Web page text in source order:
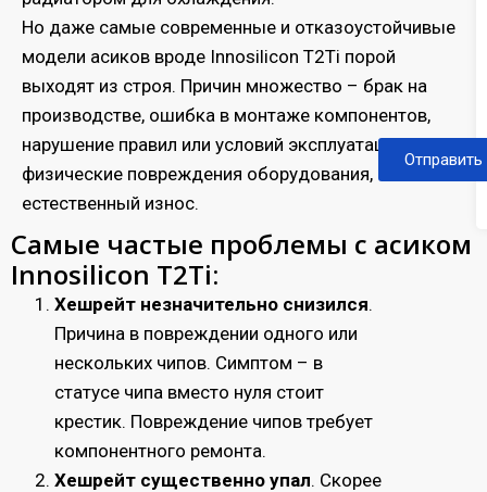
Но даже самые современные и отказоустойчивые
модели асиков вроде Innosilicon T2Ti порой
выходят из строя. Причин множество – брак на
производстве, ошибка в монтаже компонентов,
нарушение правил или условий эксплуатации,
физические повреждения оборудования,
естественный износ.
Отправить
Самые частые проблемы с асиком
Innosilicon T2Ti:
Хешрейт незначительно снизился.
Причина в повреждении одного или
нескольких чипов. Симптом – в
статусе чипа вместо нуля стоит
крестик. Повреждение чипов требует
компонентного ремонта.
Хешрейт существенно упал. Скорее